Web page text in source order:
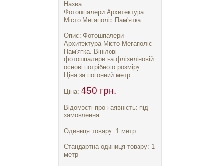
Назва:
Фотошпалери Архитектура
Місто Мегаполіс Пам'ятка
Опис: Фотошпалери
Архитектура Місто Мегаполіс
Пам'ятка. Вінілові
фотошпалери на флізеліновій
основі потрібного розміру.
Ціна за погонний метр
Ціна: 450 грн.
Відомості про наявність: під
замовлення
Одиниця товару: 1 метр
Стандартна одиниця товару: 1
метр